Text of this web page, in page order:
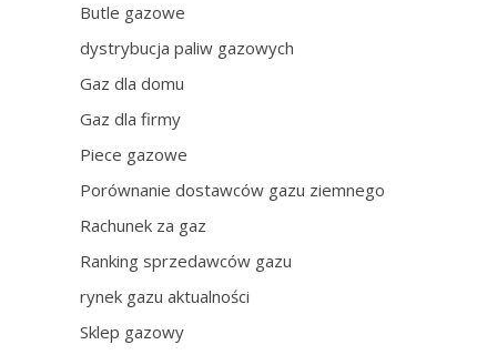
Butle gazowe
dystrybucja paliw gazowych
Gaz dla domu
Gaz dla firmy
Piece gazowe
Porównanie dostawców gazu ziemnego
Rachunek za gaz
Ranking sprzedawców gazu
rynek gazu aktualności
Sklep gazowy